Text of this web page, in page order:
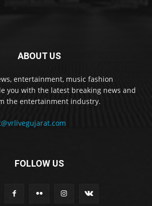
ABOUT US
entertainment, music fashion
you with the latest breaking news and
the entertainment industry.
FOLLOW US